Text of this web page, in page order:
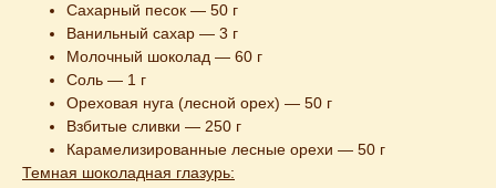
Сахарный песок — 50 г
Ванильный сахар — 3 г
Молочный шоколад — 60 г
Соль — 1 г
Ореховая нуга (лесной орех) — 50 г
Взбитые сливки — 250 г
Карамелизированные лесные орехи — 50 г
Темная шоколадная глазурь: